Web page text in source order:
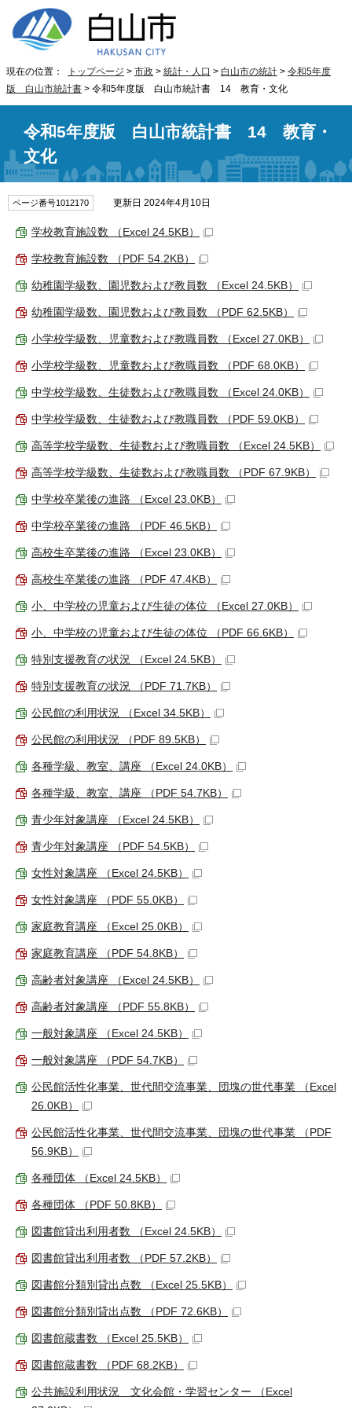
現在の位置： トップページ > 市政 > 統計・人口 > 白山市の統計 > 令和5年度
版 白山市統計書 > 令和5年度版 白山市統計書 14 教育・文化
令和5年度版 白山市統計書 14 教育・
文化
ページ番号1012170 更新日 2024年4月10日
学校教育施設数 （Excel 24.5KB）
学校教育施設数 （PDF 54.2KB）
幼稚園学級数、園児数および教員数 （Excel 24.5KB）
幼稚園学級数、園児数および教員数 （PDF 62.5KB）
小学校学級数、児童数および教職員数 （Excel 27.0KB）
小学校学級数、児童数および教職員数 （PDF 68.0KB）
中学校学級数、生徒数および教職員数 （Excel 24.0KB）
中学校学級数、生徒数および教職員数 （PDF 59.0KB）
高等学校学級数、生徒数および教職員数 （Excel 24.5KB）
高等学校学級数、生徒数および教職員数 （PDF 67.9KB）
中学校卒業後の進路 （Excel 23.0KB）
中学校卒業後の進路 （PDF 46.5KB）
高校生卒業後の進路 （Excel 23.0KB）
高校生卒業後の進路 （PDF 47.4KB）
小、中学校の児童および生徒の体位 （Excel 27.0KB）
小、中学校の児童および生徒の体位 （PDF 66.6KB）
特別支援教育の状況 （Excel 24.5KB）
特別支援教育の状況 （PDF 71.7KB）
公民館の利用状況 （Excel 34.5KB）
公民館の利用状況 （PDF 89.5KB）
各種学級、教室、講座 （Excel 24.0KB）
各種学級、教室、講座 （PDF 54.7KB）
青少年対象講座 （Excel 24.5KB）
青少年対象講座 （PDF 54.5KB）
女性対象講座 （Excel 24.5KB）
女性対象講座 （PDF 55.0KB）
家庭教育講座 （Excel 25.0KB）
家庭教育講座 （PDF 54.8KB）
高齢者対象講座 （Excel 24.5KB）
高齢者対象講座 （PDF 55.8KB）
一般対象講座 （Excel 24.5KB）
一般対象講座 （PDF 54.7KB）
公民館活性化事業、世代間交流事業、団塊の世代事業 （Excel
26.0KB）
公民館活性化事業、世代間交流事業、団塊の世代事業 （PDF
56.9KB）
各種団体 （Excel 24.5KB）
各種団体 （PDF 50.8KB）
図書館貸出利用者数 （Excel 24.5KB）
図書館貸出利用者数 （PDF 57.2KB）
図書館分類別貸出点数 （Excel 25.5KB）
図書館分類別貸出点数 （PDF 72.6KB）
図書館蔵書数 （Excel 25.5KB）
図書館蔵書数 （PDF 68.2KB）
公共施設利用状況 文化会館・学習センター （Excel